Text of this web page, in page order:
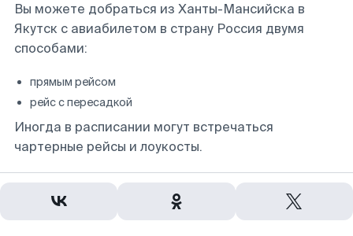
Вы можете добраться из Ханты-Мансийска в
Якутск с авиабилетом в страну Россия двумя
способами:
прямым рейсом
рейс с пересадкой
Иногда в расписании могут встречаться
чартерные рейсы и лоукосты.